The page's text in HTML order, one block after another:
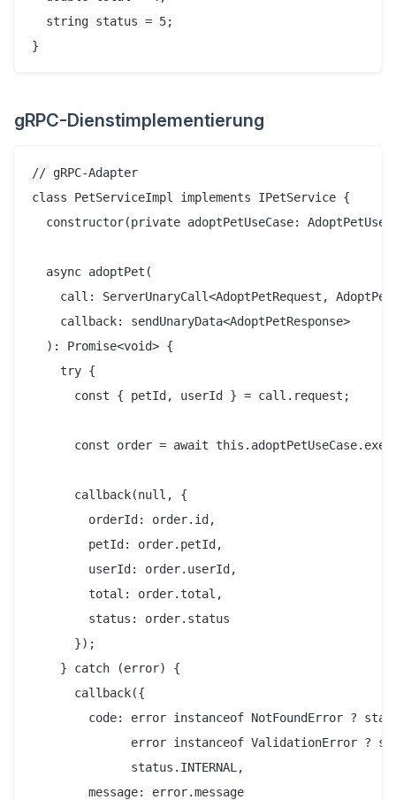
  string status = 5;
gRPC-Dienstimplementierung
// gRPC-Adapter
class PetServiceImpl implements IPetService {
constructor(private adoptPetUseCase:
  async adoptPet(
call: ServerUnaryCall<AdoptPetRequest,
    callback: sendUnaryData<AdoptPetResponse>
  ): Promise<void> {
    try {
      const { petId, userId } = call.request;
const order = await
      callback(null, {
        orderId: order.id,
        petId: order.petId,
        userId: order.userId,
        total: order.total,
        status: order.status
      });
    } catch (error) {
      callback({
code: error instanceof NotFoundError ?
error instanceof ValidationError ?
              status.INTERNAL,
        message: error.message